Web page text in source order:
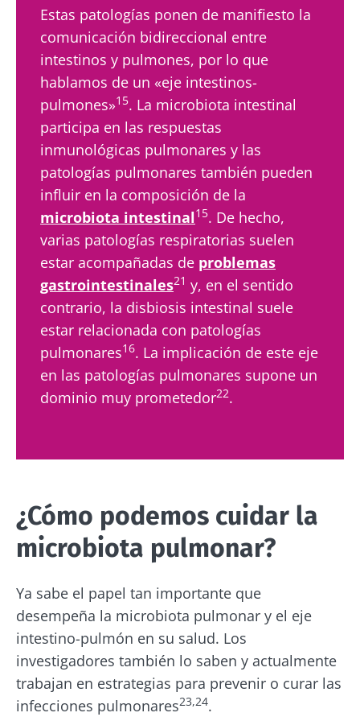
Estas patologías ponen de manifiesto la
comunicación bidireccional entre
intestinos y pulmones, por lo que
hablamos de un «eje intestinos-
pulmones»15. La microbiota intestinal
participa en las respuestas
inmunológicas pulmonares y las
patologías pulmonares también pueden
influir en la composición de la
microbiota intestinal15. De hecho,
varias patologías respiratorias suelen
estar acompañadas de problemas
gastrointestinales21 y, en el sentido
contrario, la disbiosis intestinal suele
estar relacionada con patologías
pulmonares16. La implicación de este eje
en las patologías pulmonares supone un
dominio muy prometedor22.
¿Cómo podemos cuidar la
microbiota pulmonar?
Ya sabe el papel tan importante que
desempeña la microbiota pulmonar y el eje
intestino-pulmón en su salud. Los
investigadores también lo saben y actualmente
trabajan en estrategias para prevenir o curar las
infecciones pulmonares23,24.
Más información
Más información